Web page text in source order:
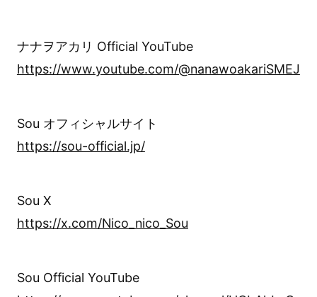
ナナヲアカリ Official YouTube
https://www.youtube.com/@nanawoakariSMEJ
Sou オフィシャルサイト
https://sou-official.jp/
Sou X
https://x.com/Nico_nico_Sou
Sou Official YouTube